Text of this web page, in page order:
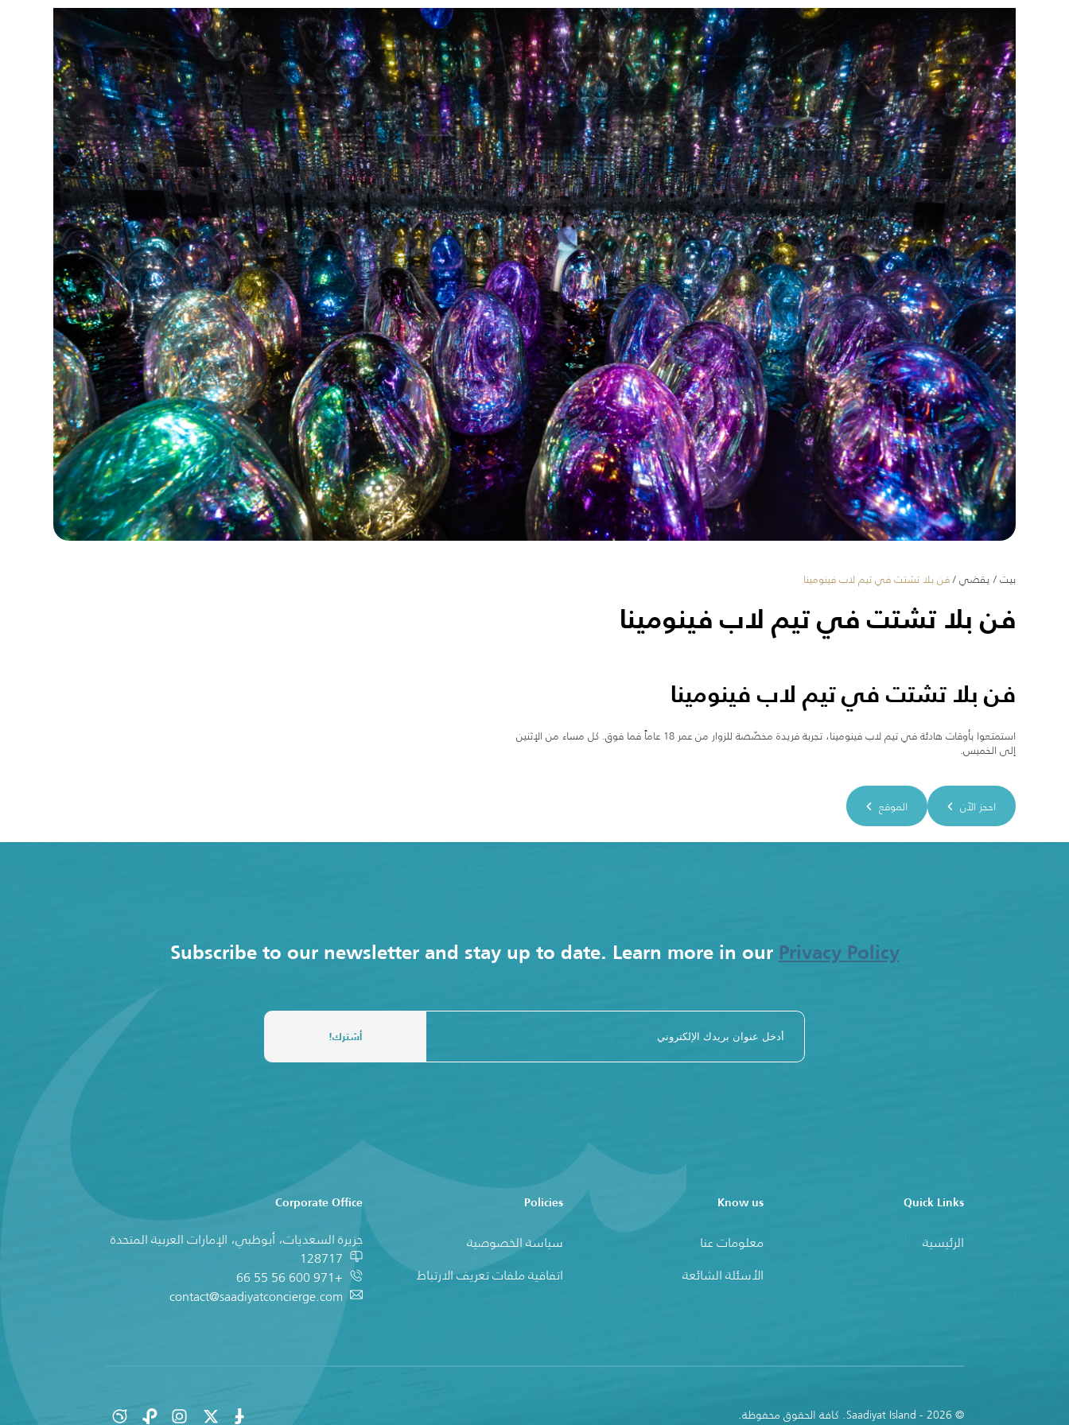
بيت/يقضي/فن بلا تشتت في تيم لاب فينومينا
فن بلا تشتت في تيم لاب فينومينا
فن بلا تشتت في تيم لاب فينومينا
استمتعوا بأوقات هادئة في تيم لاب فينومينا، تجربة فريدة مخصّصة للزوار من عمر 18 عاماً فما فوق. كل مساء من الإثنين
إلى الخميس.
احجز الآن الموقع
Subscribe to our newsletter and stay up to date. Learn more in our Privacy Policy
Quick Links
الرئيسية
Know us
معلومات عنا
الأسئلة الشائعة
Policies
سياسة الخصوصية
اتفاقية ملفات تعريف الارتباط
Corporate Office
جزيرة السعديات، أبوظبي، الإمارات العربية المتحدة
+971 600 56 55 66
contact@saadiyatconcierge.com
© 2026 - Saadiyat Island. كافة الحقوق محفوظة.